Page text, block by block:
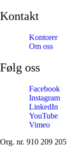
Kontakt
Kontorer
Om oss
Følg oss
Facebook
Instagram
LinkedIn
YouTube
Vimeo
Org. nr. 910 209 205